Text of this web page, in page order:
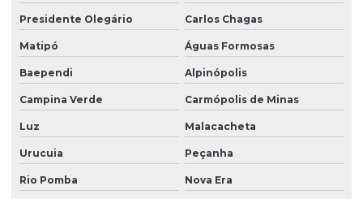
Presidente Olegário Carlos Chagas
Matipó Águas Formosas
Baependi Alpinópolis
Campina Verde Carmópolis de Minas
Luz Malacacheta
Urucuia Peçanha
Rio Pomba Nova Era